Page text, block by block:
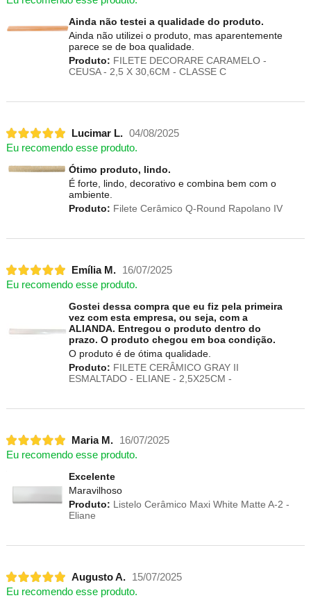
Ainda não testei a qualidade do produto.
Ainda não utilizei o produto, mas aparentemente
parece se de boa qualidade.
Produto: FILETE DECORARE CARAMELO -
CEUSA - 2,5 X 30,6CM - CLASSE C
Lucimar L. 04/08/2025
Eu recomendo esse produto.
Ótimo produto, lindo.
É forte, lindo, decorativo e combina bem com o
ambiente.
Produto: Filete Cerâmico Q-Round Rapolano IV
Emília M.
16/07/2025
Eu recomendo esse produto.
Gostei dessa compra que eu fiz pela primeira
vez com esta empresa, ou seja, com a
ALIANDA. Entregou o produto dentro do
prazo. O produto chegou em boa condição.
O produto é de ótima qualidade.
Produto: FILETE CERÂMICO GRAY II
ESMALTADO - ELIANE - 2,5X25CM -
Maria M.
16/07/2025
Eu recomendo esse produto.
Excelente
Maravilhoso
Produto: Listelo Cerâmico Maxi White Matte A-2 -
Eliane
Augusto A.
15/07/2025
Eu recomendo esse produto.